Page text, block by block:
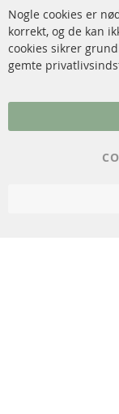
Sensorer
FAQ
Nogle cookies er
korrekt, og de kan
cookies sikrer
gemte